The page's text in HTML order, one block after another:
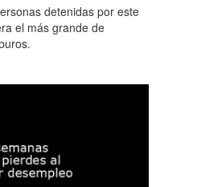
detenidas por este
el más grande de